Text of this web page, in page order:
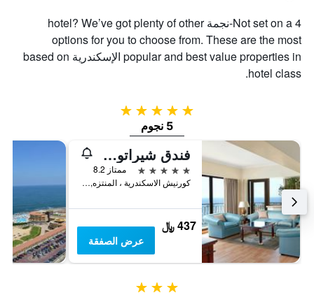
Not set on a 4-نجمة hotel? We’ve got plenty of other
options for you to choose from. These are the most
popular and best value properties in الإسكندرية based on
hotel class.
5 نجوم
5 نجوم
فندق شيراتون المنتزه
5 نجوم
ممتاز 8.2
كورنيش الاسكندرية ، المنتزه, الإسكندرية, مصر
437 ﷼
عرض الصفقة
3 نجوم